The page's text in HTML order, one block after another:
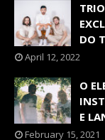
DO
April 12, 2022
O
E
February 15, 2021